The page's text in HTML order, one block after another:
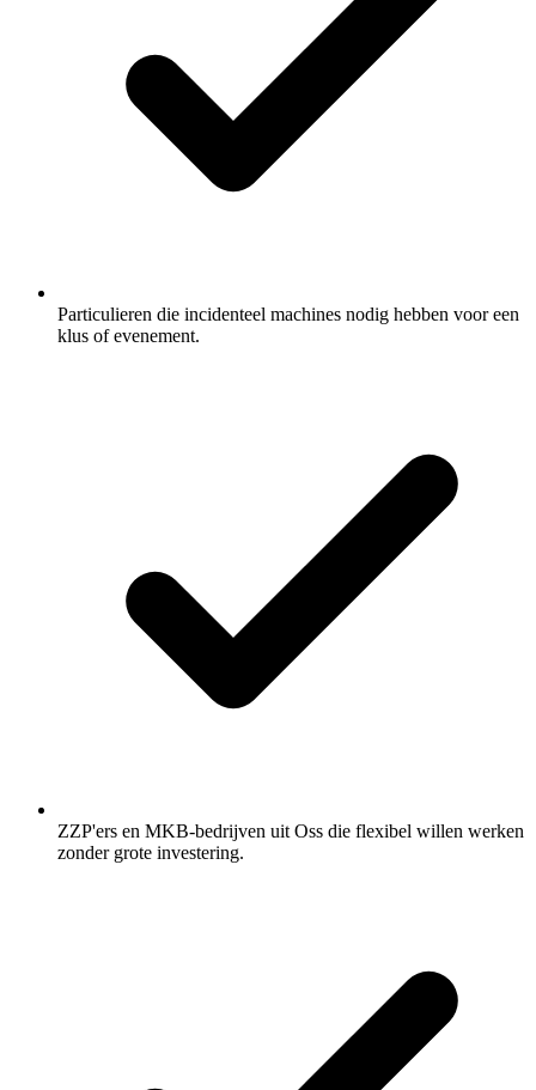
Particulieren die incidenteel machines nodig hebben voor een
klus of evenement.
ZZP'ers en MKB-bedrijven uit Oss die flexibel willen werken
zonder grote investering.